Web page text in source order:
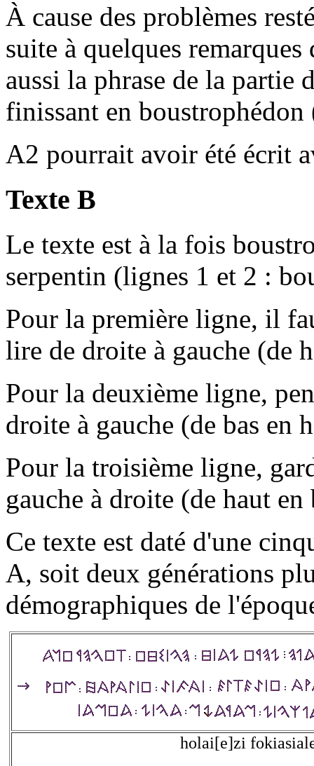
À cause des problèmes
suite à quelques
aussi la phrase de la partie
finissant en
A2 pourrait avoir été écrit
Texte B
Le texte est à la fois
serpentin (lignes 1 et 2 :
Pour la première ligne, il
lire de droite à gauche (de
Pour la deuxième ligne,
droite à gauche (de bas en
Pour la troisième ligne,
gauche à droite (de haut
Ce texte est daté d'une
A, soit deux générations
démographiques de
holai[e]zi